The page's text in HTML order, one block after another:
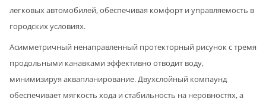
легковых автомобилей, обеспечивая комфорт и управляемость в
городских условиях.
Асимметричный ненаправленный протекторный рисунок с тремя
продольными канавками эффективно отводит воду,
минимизируя аквапланирование. Двухслойный компаунд
обеспечивает мягкость хода и стабильность на неровностях, а